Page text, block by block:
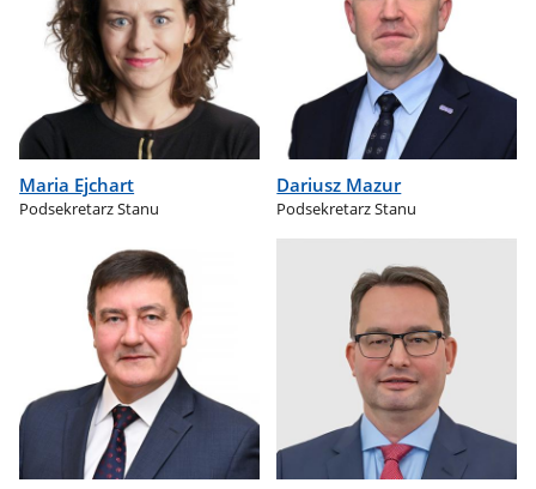
Maria Ejchart
Podsekretarz Stanu
Dariusz Mazur
Podsekretarz Stanu